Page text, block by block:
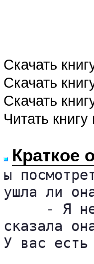
Скачать
Скачать
Скачать
Читать
Краткое
ы
ушла ли
- Я
сказала
У вас есть